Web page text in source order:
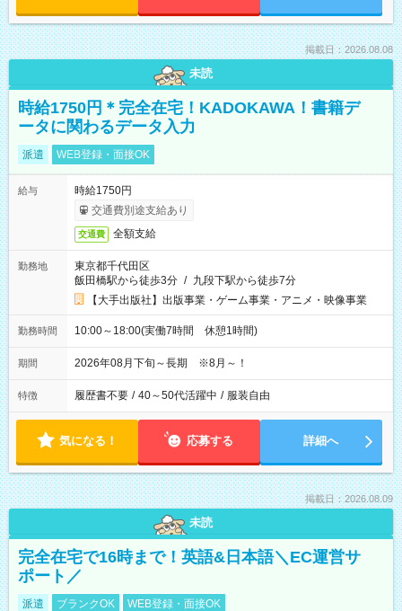
掲載日：2026.08.08
未読
時給1750円＊完全在宅！KADOKAWA！書籍デ
ータに関わるデータ入力
派遣 WEB登録・面接OK
給与
時給1750円
交通費別途支給あり
交通費 全額支給
勤務地
東京都千代田区
飯田橋駅から徒歩3分 / 九段下駅から徒歩7分
【大手出版社】出版事業・ゲーム事業・アニメ・映像事業
勤務時間 10:00～18:00(実働7時間 休憩1時間)
期間 2026年08月下旬～長期 ※8月～！
特徴 履歴書不要 / 40～50代活躍中 / 服装自由
気になる！ 応募する 詳細へ
掲載日：2026.08.09
未読
完全在宅で16時まで！英語&日本語＼EC運営サ
ポート／
派遣 ブランクOK WEB登録・面接OK